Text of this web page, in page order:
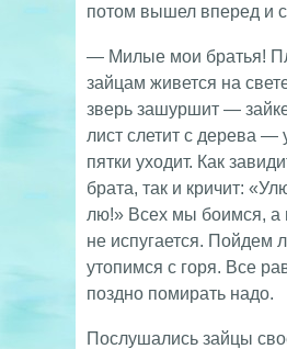
потом вышел вперед и
— Милые мои братья!
зайцам живется на
зверь зашуршит —
лист слетит с дерева —
пятки уходит. Как
брата, так и кричит:
лю!» Всех мы боимся, а
не испугается. Пойдем
утопимся с горя. Все
поздно помирать надо.
Послушались зайцы